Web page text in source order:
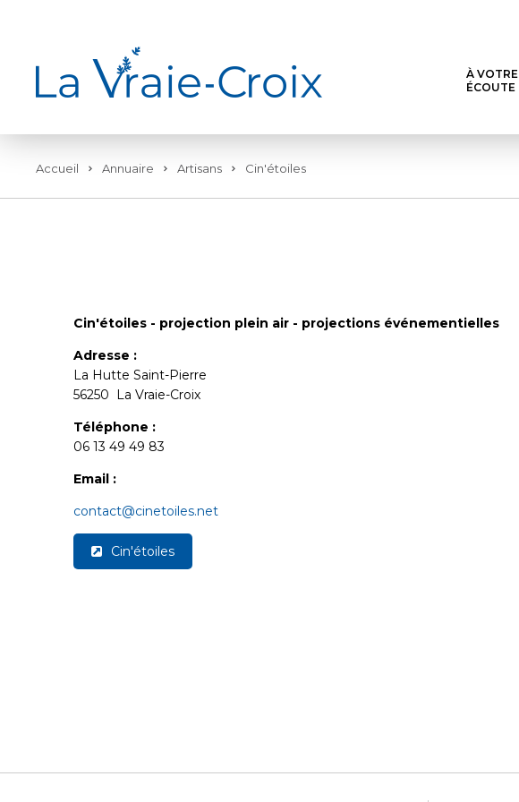
À VOTRE
ÉCOUTE
Accueil Annuaire Artisans Cin'étoiles
Cin'étoiles - projection plein air - projections événementielles
Adresse :
La Hutte Saint-Pierre
56250 La Vraie-Croix
Téléphone :
06 13 49 49 83
Email :
contact@cinetoiles.net
Cin'étoiles